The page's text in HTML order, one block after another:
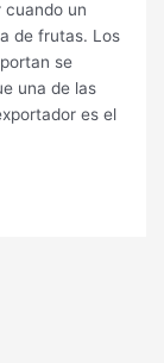
cuando un
de frutas. Los
se
una de las
es el